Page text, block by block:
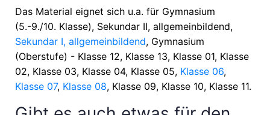
Das Material eignet sich u.a. für Gymnasium
(5.-9./10. Klasse), Sekundar II, allgemeinbildend,
Sekundar I, allgemeinbildend, Gymnasium
(Oberstufe) - Klasse 12, Klasse 13, Klasse 01, Klasse
02, Klasse 03, Klasse 04, Klasse 05, Klasse 06,
Klasse 07, Klasse 08, Klasse 09, Klasse 10, Klasse 11.